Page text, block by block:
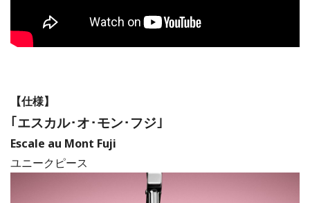
【仕様】
｢エスカル･オ･モン･フジ｣
Escale au Mont Fuji
ユニークピース